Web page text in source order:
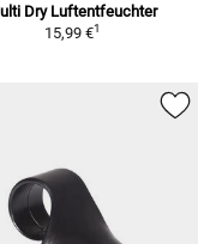
Dry Luftentfeuchter
15,99 €1